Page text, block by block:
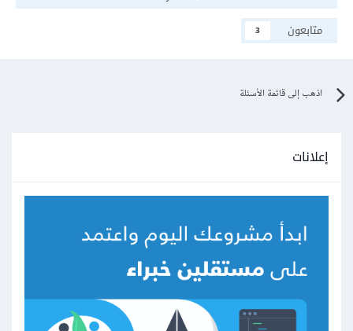
متابعون
3
اذهب إلى قائمة الأسئلة
إعلانات